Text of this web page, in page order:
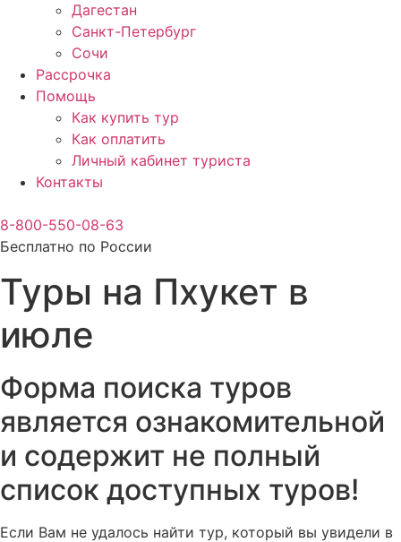
Дагестан
Санкт-Петербург
Сочи
Рассрочка
Помощь
Как купить тур
Как оплатить
Личный кабинет туриста
Контакты
8-800-550-08-63
Бесплатно по России
Туры на Пхукет в
июле
Форма поиска туров
является ознакомительной
и содержит не полный
список доступных туров!
Если Вам не удалось найти тур, который вы увидели в